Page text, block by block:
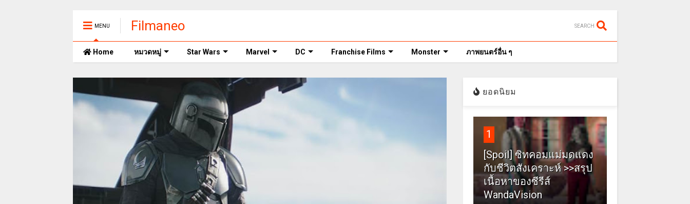
MENU Filmaneo SEARCH
Home หมวดหมู่ Star Wars Marvel DC Franchise Films Monster ภาพยนตร์อื่น ๆ
ยอดนิยม
1
[Spoil] ซิทคอมแม่มดแดง
กับชีวิตสังเคราะห์ >>สรุป
เนื้อหาของซีรีส์
WandaVision